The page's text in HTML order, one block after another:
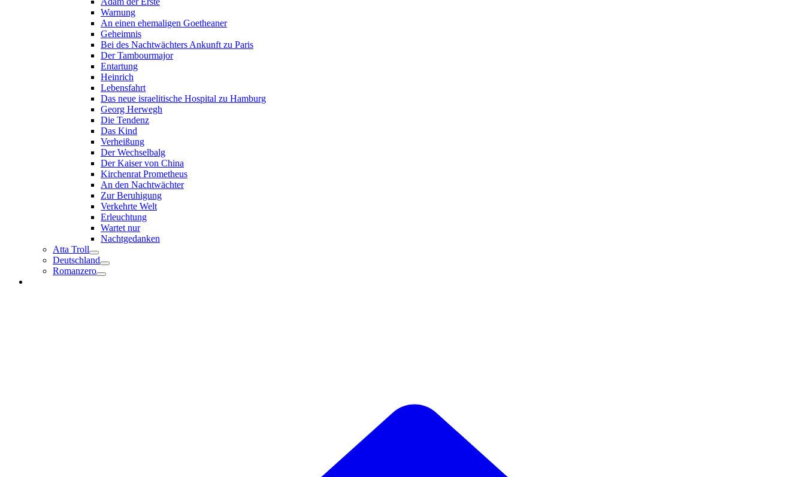
Warnung
An einen ehemaligen Goetheaner
Geheimnis
Bei des Nachtwächters Ankunft zu Paris
Der Tambourmajor
Entartung
Heinrich
Lebensfahrt
Das neue israelitische Hospital zu Hamburg
Georg Herwegh
Die Tendenz
Das Kind
Verheißung
Der Wechselbalg
Der Kaiser von China
Kirchenrat Prometheus
An den Nachtwächter
Zur Beruhigung
Verkehrte Welt
Erleuchtung
Wartet nur
Nachtgedanken
Atta Troll
Deutschland
Romanzero